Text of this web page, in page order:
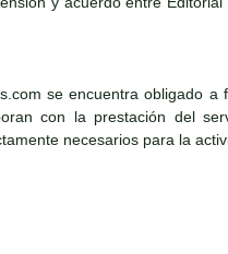
se encuentra obligado
con la prestación del
necesarios para la